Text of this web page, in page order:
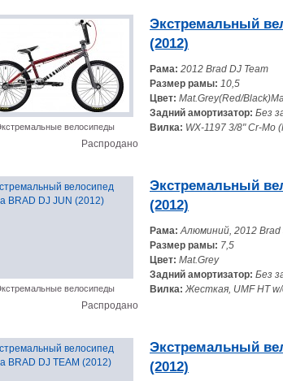
велосипеды
Распродано
Экстремальный
(2012)
Рама: 2012 Brad DJ Team
Размер рамы: 10,5
Цвет: Mat.Grey(Red/
Задний амортизатор: Без
Вилка: WX-1197 3/8" Cr-Mo
велосипеды
Распродано
Экстремальный
(2012)
Рама:Алюминий, 2012 Brad
Размер рамы: 7,5
Цвет: Mat.Grey
Задний амортизатор: Без
Вилка:Жесткая, UMF HT
Экстремальный
(2012)